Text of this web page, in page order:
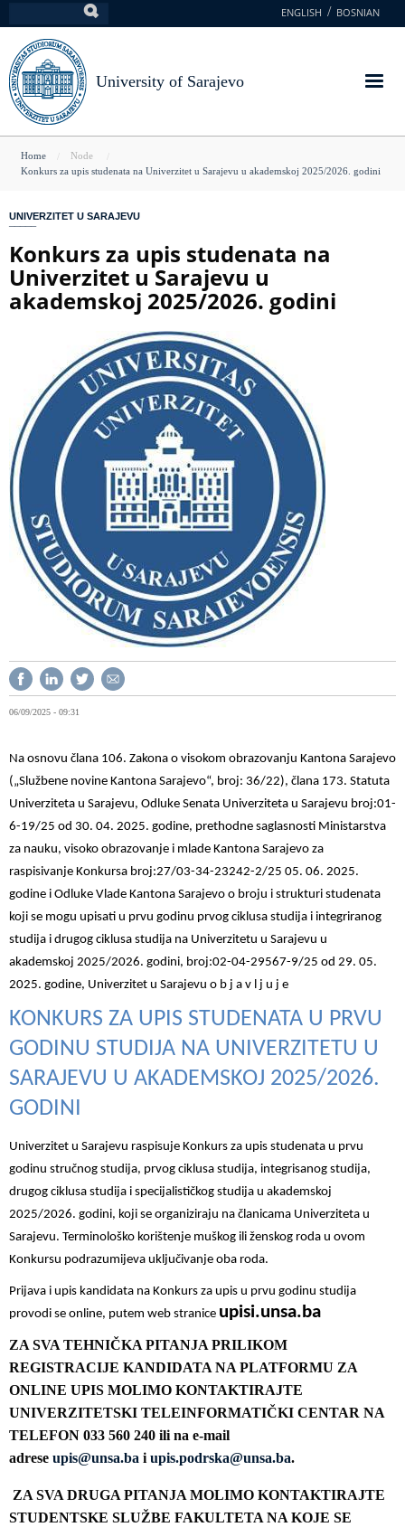
to
main
content
ENGLISH BOSNIAN
University of Sarajevo
You
here
Home
Node
Konkurs za upis studenata na Univerzitet u Sarajevu u akademskoj 2025/2026. godini
UNIVERZITET U SARAJEVU
Konkurs za upis studenata na
Univerzitet u Sarajevu u
akademskoj 2025/2026. godini
06/09/2025 - 09:31
Na osnovu člana 106. Zakona o visokom obrazovanju Kantona Sarajevo
(„Službene novine Kantona Sarajevo“, broj: 36/22), člana 173. Statuta
Univerziteta u Sarajevu, Odluke Senata Univerziteta u Sarajevu broj:01-
6-19/25 od 30. 04. 2025. godine, prethodne saglasnosti Ministarstva
za nauku, visoko obrazovanje i mlade Kantona Sarajevo za
raspisivanje Konkursa broj:27/03-34-23242-2/25 05. 06. 2025.
godine i Odluke Vlade Kantona Sarajevo o broju i strukturi studenata
koji se mogu upisati u prvu godinu prvog ciklusa studija i integriranog
studija i drugog ciklusa studija na Univerzitetu u Sarajevu u
akademskoj 2025/2026. godini, broj:02-04-29567-9/25 od 29. 05.
2025. godine, Univerzitet u Sarajevu o b j a v l j u j e
KONKURS ZA UPIS STUDENATA U PRVU
GODINU STUDIJA NA UNIVERZITETU U
SARAJEVU U AKADEMSKOJ 2025/2026.
GODINI
Univerzitet u Sarajevu raspisuje Konkurs za upis studenata u prvu
godinu stručnog studija, prvog ciklusa studija, integrisanog studija,
drugog ciklusa studija i specijalističkog studija u akademskoj
2025/2026. godini, koji se organiziraju na članicama Univerziteta u
Sarajevu. Terminološko korištenje muškog ili ženskog roda u ovom
Konkursu podrazumijeva uključivanje oba roda.
Prijava i upis kandidata na Konkurs za upis u prvu godinu studija
provodi se online, putem web stranice upisi.unsa.ba
ZA SVA TEHNIČKA PITANJA PRILIKOM
REGISTRACIJE KANDIDATA NA PLATFORMU ZA
ONLINE UPIS MOLIMO KONTAKTIRAJTE
UNIVERZITETSKI TELEINFORMATIČKI CENTAR NA
TELEFON 033 560 240 ili na e-mail
adrese upis@unsa.ba i upis.podrska@unsa.ba.
ZA SVA DRUGA PITANJA MOLIMO KONTAKTIRAJTE
STUDENTSKE SLUŽBE FAKULTETA NA KOJE SE